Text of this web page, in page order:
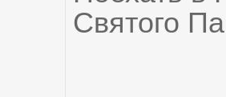
Святого